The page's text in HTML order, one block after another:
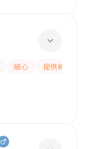
細心
提供練習題/